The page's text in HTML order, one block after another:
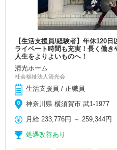
【生活支援員/経験者】年休120
ライベート時間も充実！長く働
人生をよりよいものへ！
清光ホーム
社会福祉法人清光会
生活支援員 / 正職員
神奈川県 横須賀市 武1-1977
月給 233,776円 ～259,344円
処遇改善あり